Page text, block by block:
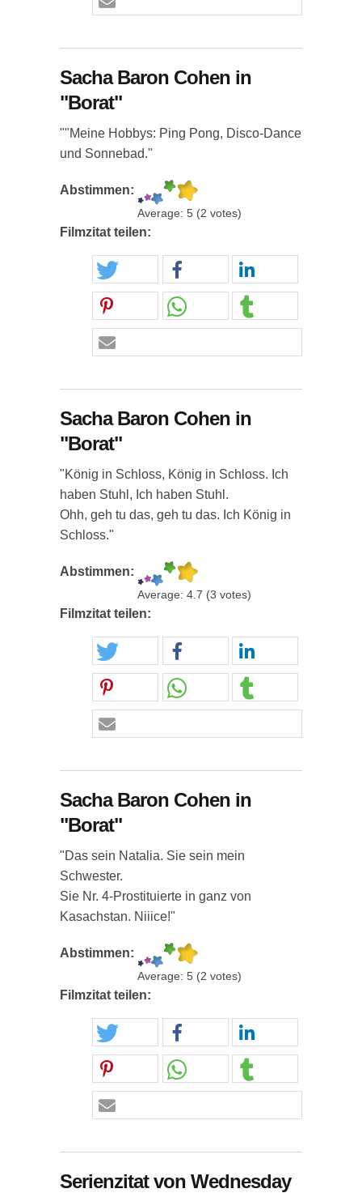
Sacha Baron Cohen in
"Borat"
""Meine Hobbys: Ping Pong, Disco-Dance
und Sonnebad."
Abstimmen:
Average: 5 (2 votes)
Filmzitat teilen:
Sacha Baron Cohen in
"Borat"
"König in Schloss, König in Schloss. Ich
haben Stuhl, Ich haben Stuhl.
Ohh, geh tu das, geh tu das. Ich König in
Schloss."
Abstimmen:
Average: 4.7 (3 votes)
Filmzitat teilen:
Sacha Baron Cohen in
"Borat"
"Das sein Natalia. Sie sein mein
Schwester.
Sie Nr. 4-Prostituierte in ganz von
Kasachstan. Niiice!"
Abstimmen:
Average: 5 (2 votes)
Filmzitat teilen:
Serienzitat von Wednesday